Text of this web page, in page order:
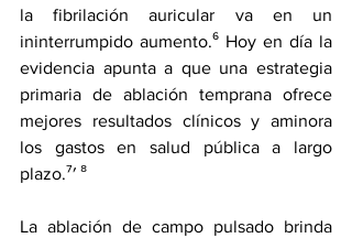
la fibrilación auricular va en un
ininterrumpido aumento.⁶ Hoy en día la
evidencia apunta a que una estrategia
primaria de ablación temprana ofrece
mejores resultados clínicos y aminora
los gastos en salud pública a largo
plazo.⁷′ ⁸
La ablación de campo pulsado brinda